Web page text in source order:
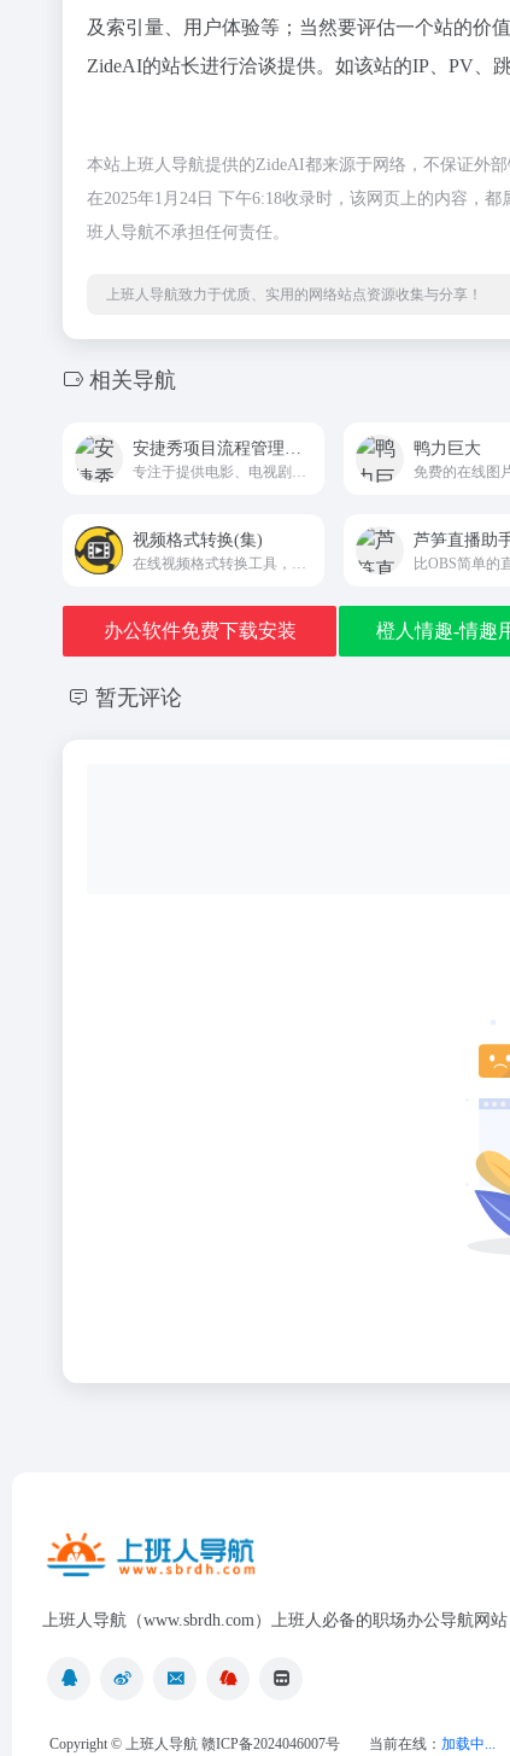
及索引量、用户体验等；当然要评估一个站的价
ZideAI的站长进行洽谈提供。如该站的IP、PV、
本站上班人导航提供的ZideAI都来源于网络，不保证外
在2025年1月24日 下午6:18收录时，该网页上的内容，
班人导航不承担任何责任。
上班人导航致力于优质、实用的网络站点资源收集与分享！
相关导航
鸭力巨大
视频格式转换(集) 芦笋直播助
办公软件免费下载安装 橙人情趣-情趣
暂无评论
上班人导航（www.sbrdh.com）上班人必备的职场办公导航网站
Copyright © 上班人导航 赣ICP备2024046007号 当前在线： 加载中...